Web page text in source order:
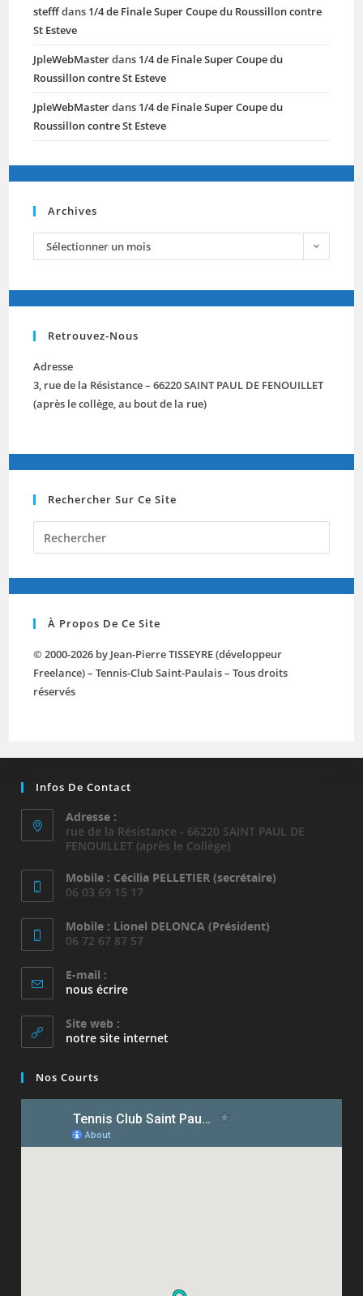
stefffdans 1/4 de Finale Super Coupe du Roussillon contre
St Esteve
JpleWebMasterdans 1/4 de Finale Super Coupe du
Roussillon contre St Esteve
JpleWebMasterdans 1/4 de Finale Super Coupe du
Roussillon contre St Esteve
Archives
Sélectionner un mois
Retrouvez-Nous
Adresse
3, rue de la Résistance – 66220 SAINT PAUL DE FENOUILLET
(après le collège, au bout de la rue)
Rechercher Sur Ce Site
À Propos De Ce Site
© 2000-2026 by Jean-Pierre TISSEYRE (développeur
Freelance) – Tennis-Club Saint-Paulais – Tous droits
réservés
Infos De Contact
Adresse :
rue de la Résistance - 66220 SAINT PAUL DE
FENOUILLET (après le Collège)
Mobile : Cécilia PELLETIER (secrétaire)
06 03 69 15 17
Mobile : Lionel DELONCA (Président)
06 72 67 87 57
E-mail :
nous écrire
Site web :
notre site internet
Nos Courts